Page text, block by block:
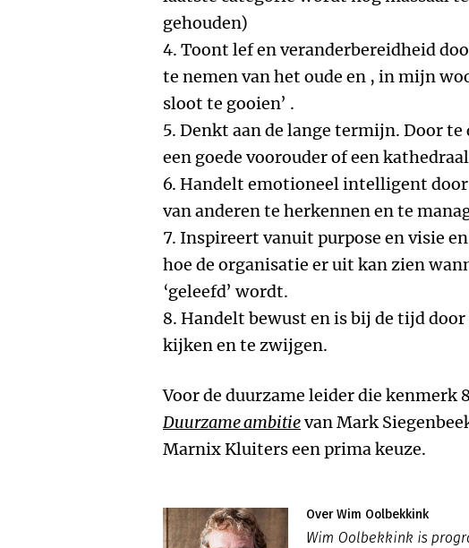
gehouden)
4. Toont lef en veranderbereidheid
te nemen van het oude en , in mijn
sloot te gooien’ .
5. Denkt aan de lange termijn. Door
een goede voorouder of een
6. Handelt emotioneel intelligent door
van anderen te herkennen en te
7. Inspireert vanuit purpose en visie
hoe de organisatie er uit kan zien
‘geleefd’ wordt.
8. Handelt bewust en is bij de tijd
kijken en te zwijgen.
Voor de duurzame leider die kenmerk
Duurzame ambitievan Mark
Marnix Kluiters een prima keuze.
Over Wim Oolbekkink
Wim Oolbekkink is